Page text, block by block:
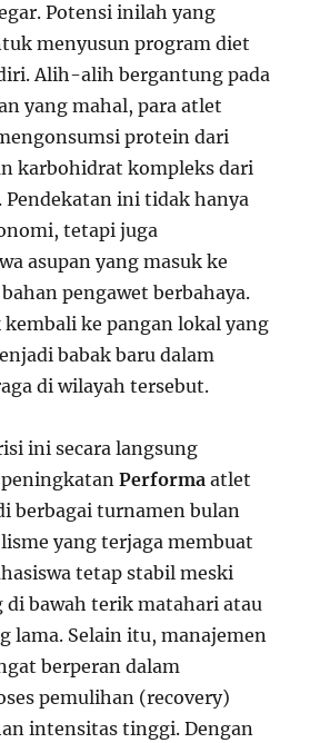
Potensi inilah yang
menyusun program diet
Alih-alih bergantung pada
yang mahal, para atlet
protein dari
karbohidrat kompleks dari
Pendekatan ini tidak hanya
tetapi juga
asupan yang masuk ke
pengawet berbahaya.
ke pangan lokal yang
babak baru dalam
di wilayah tersebut.
ini secara langsung
peningkatanPerforma atlet
berbagai turnamen bulan
yang terjaga membuat
tetap stabil meski
di bawah terik matahari atau
lama. Selain itu, manajemen
berperan dalam
pemulihan (recovery)
intensitas tinggi. Dengan